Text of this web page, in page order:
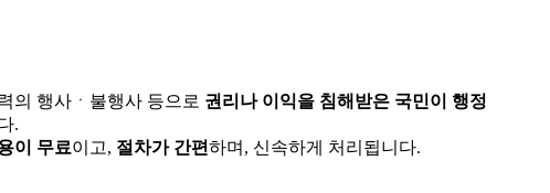
의 행사ㆍ불행사 등으로 권리나 이익을 침해받은 국민이 행정
.
이 무료이고, 절차가 간편하며, 신속하게 처리됩니다.